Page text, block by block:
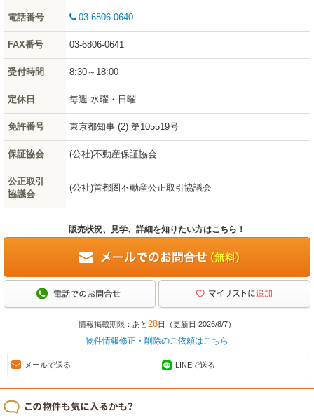
電話番号 03-6806-0640
FAX番号 03-6806-0641
受付時間 8:30～18:00
定休日 毎週 水曜・日曜
免許番号 東京都知事 (2) 第105519号
保証協会 (公社)不動産保証協会
公正取引
協議会
(公社)首都圏不動産公正取引協議会
販売状況、見学、詳細を知りたい方はこちら！
情報掲載期限：あと28日（更新日 2026/8/7）
物件情報修正・削除のご依頼はこちら
メールで送る LINEで送る